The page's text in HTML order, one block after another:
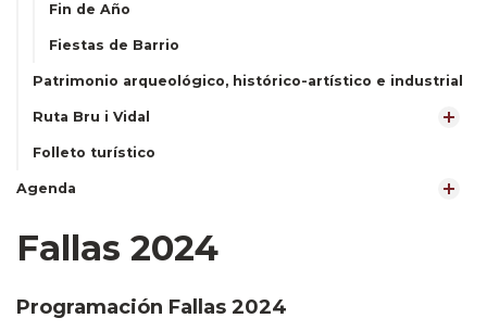
Fin de Año
Fiestas de Barrio
Patrimonio arqueológico, histórico-artístico e industrial
Ruta Bru i Vidal
Folleto turístico
Agenda
Fallas 2024
Programación Fallas 2024